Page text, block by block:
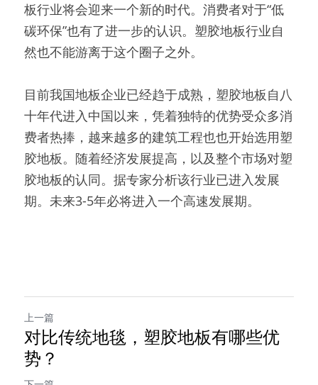
板行业将会迎来一个新的时代。消费者对于“低
碳环保”也有了进一步的认识。塑胶地板行业自
然也不能游离于这个圈子之外。
目前我国地板企业已经趋于成熟，塑胶地板自八
十年代进入中国以来，凭着独特的优势受众多消
费者热捧，越来越多的建筑工程也也开始选用塑
胶地板。随着经济发展提高，以及整个市场对塑
胶地板的认同。据专家分析该行业已进入发展
期。未来3-5年必将进入一个高速发展期。
上一篇
对比传统地毯，塑胶地板有哪些优
势？